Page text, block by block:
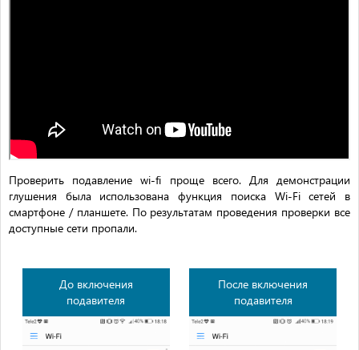
Проверить подавление wi-fi проще всего. Для демонстрации
глушения была использована функция поиска Wi-Fi сетей в
смартфоне / планшете. По результатам проведения проверки все
доступные сети пропали.
До включения
подавителя
После включения
подавителя